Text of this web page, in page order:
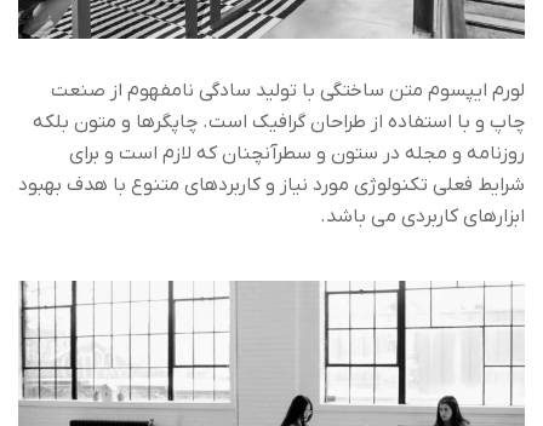
لورم ایپسوم متن ساختگی با تولید سادگی نامفهوم از صنعت
چاپ و با استفاده از طراحان گرافیک است. چاپگرها و متون بلکه
روزنامه و مجله در ستون و سطرآنچنان که لازم است و برای
شرایط فعلی تکنولوژی مورد نیاز و کاربردهای متنوع با هدف بهبود
ابزارهای کاربردی می باشد.